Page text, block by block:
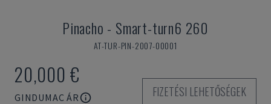
Pinacho - Smart-turn6 260
AT-TUR-PIN-2007-00001
20,000 €
GINDUMAC ÁR
FIZETÉSI LEHETŐSÉGEK